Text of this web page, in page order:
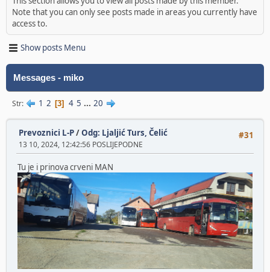
Note that you can only see posts made in areas you currently have
access to.
Show posts Menu
Messages - miko
Str 1 2 3 4 5 ... 20
#31
Prevoznici L-P/Odg: Ljaljić Turs, Čelić
13 10, 2024, 12:42:56 POSLIJEPODNE
Tu je i prinova crveni MAN